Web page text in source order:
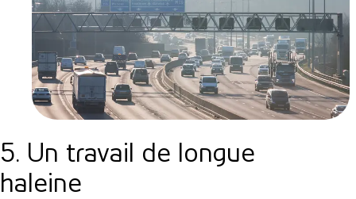
5. Un travail de longue
haleine